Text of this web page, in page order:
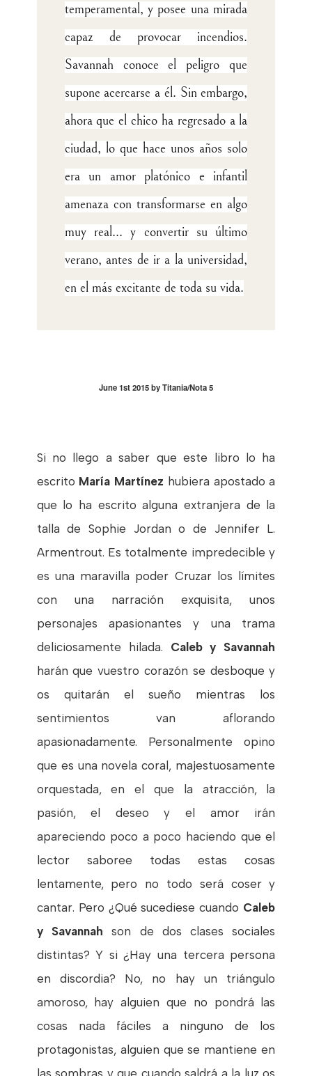
temperamental, y posee una mirada
capaz de provocar incendios.
Savannah conoce el peligro que
supone acercarse a él. Sin embargo,
ahora que el chico ha regresado a la
ciudad, lo que hace unos años solo
era un amor platónico e infantil
amenaza con transformarse en algo
muy real... y convertir su último
verano, antes de ir a la universidad,
en el más excitante de toda su vida.
June 1st 2015 by Titania/Nota 5
Si no llego a saber que este libro lo ha
escrito María Martínez hubiera apostado a
que lo ha escrito alguna extranjera de la
talla de Sophie Jordan o de Jennifer L.
Armentrout. Es totalmente impredecible y
es una maravilla poder Cruzar los límites
con una narración exquisita, unos
personajes apasionantes y una trama
deliciosamente hilada. Caleb y Savannah
harán que vuestro corazón se desboque y
os quitarán el sueño mientras los
sentimientos van aflorando
apasionadamente. Personalmente opino
que es una novela coral, majestuosamente
orquestada, en el que la atracción, la
pasión, el deseo y el amor irán
apareciendo poco a poco haciendo que el
lector saboree todas estas cosas
lentamente, pero no todo será coser y
cantar. Pero ¿Qué sucediese cuando Caleb
y Savannahson de dos clases sociales
distintas? Y si ¿Hay una tercera persona
en discordia? No, no hay un triángulo
amoroso, hay alguien que no pondrá las
cosas nada fáciles a ninguno de los
protagonistas, alguien que se mantiene en
las sombras y que cuando saldrá a la luz os